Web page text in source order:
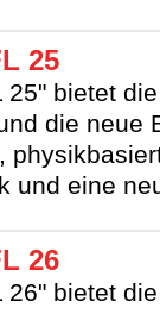
25
25" bietet
die neue
und eine
26
26" bietet